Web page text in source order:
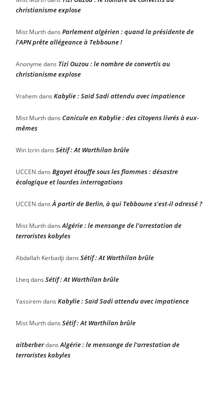
christianisme explose
Mist Murthdans Parlement algérien : quand la présidente de
l’APN prête allégeance à Tebboune !
Anonyme dans Tizi Ouzou : le nombre de convertis au
christianisme explose
Vrahemdans Kabylie : Saïd Sadi attendu avec impatience
Mist Murthdans Canicule en Kabylie : des citoyens livrés à eux-
mêmes
Win Izrindans Sétif : At Warthilan brûle
UCCEN dans Bgayet étouffe sous les flammes : désastre
écologique et lourdes interrogations
UCCEN dansÀ partir de Berlin, à qui Tebboune s’est-il adressé ?
Mist MurthdansAlgérie : le mensonge de l’arrestation de
terroristes kabyles
Abdallah Kerbadji dans Sétif : At Warthilan brûle
Lheqdans Sétif : At Warthilan brûle
Yassiremdans Kabylie : Saïd Sadi attendu avec impatience
Mist Murthdans Sétif : At Warthilan brûle
aitberberdansAlgérie : le mensonge de l’arrestation de
terroristes kabyles